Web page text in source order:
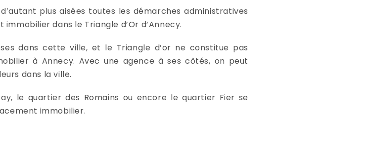
plus aisées toutes les démarches administratives
dans le Triangle d’Or d’Annecy.
dans cette ville, et le Triangle d’or ne constitue pas
à Annecy. Avec une agence à ses côtés, on peut
dans la ville.
le quartier des Romains ou encore le quartier Fier se
immobilier.